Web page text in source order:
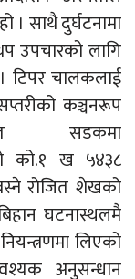
। साथै दुर्घटनामा
उपचारको लागि
टिपर चालकलाई
कञ्चनरूप
सडकमा
को.१ ख ५४३८
रोजित शेखको
घटनास्थलमै
लिएको
अनुसन्धान